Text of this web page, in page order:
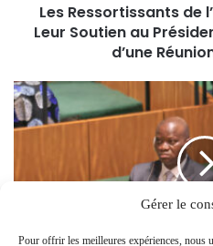
Gérer le
Pour offrir les meilleures expériences, nous
Les Ressortissants de
Leur Soutien au
d’une